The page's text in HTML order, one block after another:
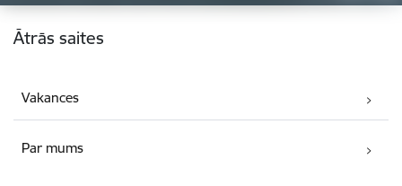
Kājene
Ātrās saites
Vakances
Par mums